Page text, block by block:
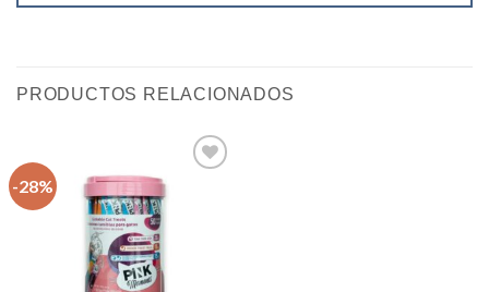
PRODUCTOS RELACIONADOS
-28%